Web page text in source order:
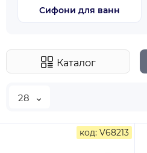
Сифони для ванн
Каталог
28
код: V68213